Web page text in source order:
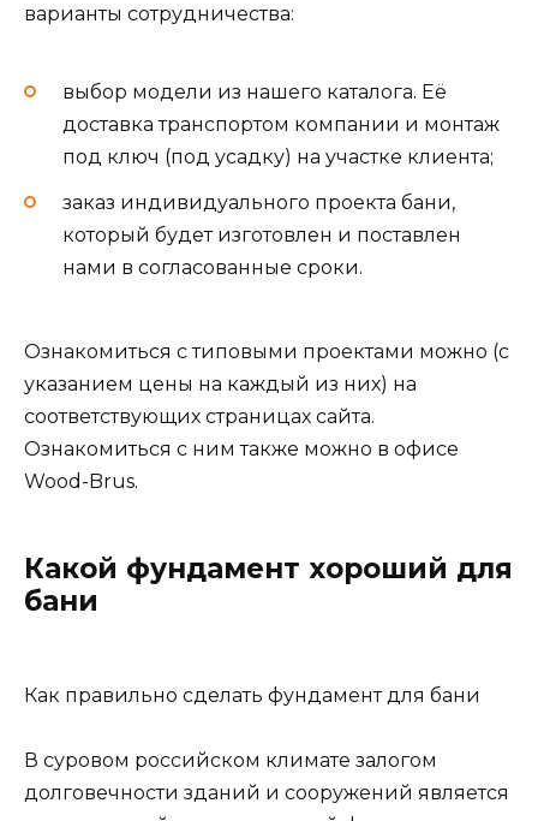
варианты сотрудничества:
выбор модели из нашего каталога. Её
доставка транспортом компании и монтаж
под ключ (под усадку) на участке клиента;
заказ индивидуального проекта бани,
который будет изготовлен и поставлен
нами в согласованные сроки.
Ознакомиться с типовыми проектами можно (с
указанием цены на каждый из них) на
соответствующих страницах сайта.
Ознакомиться с ним также можно в офисе
Wood-Brus.
Какой фундамент хороший для
бани
Как правильно сделать фундамент для бани
В суровом российском климате залогом
долговечности зданий и сооружений является